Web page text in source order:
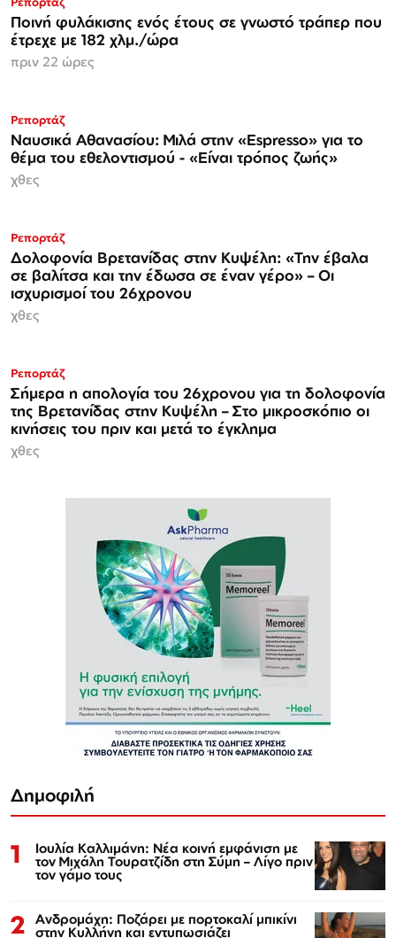
Ποινή φυλάκισης ενός έτους σε γνωστό τράπερ που
έτρεχε με 182 χλμ./ώρα
πριν 22 ώρες
Ρεπορτάζ
Ναυσικά Αθανασίου: Μιλά στην «Espresso» για το
θέμα του εθελοντισμού - «Είναι τρόπος ζωής»
χθες
Ρεπορτάζ
Δολοφονία Βρετανίδας στην Κυψέλη: «Την έβαλα
σε βαλίτσα και την έδωσα σε έναν γέρο» – Οι
ισχυρισμοί του 26χρονου
χθες
Ρεπορτάζ
Σήμερα η απολογία του 26χρονου για τη δολοφονία
της Βρετανίδας στην Κυψέλη – Στο μικροσκόπιο οι
κινήσεις του πριν και μετά το έγκλημα
χθες
Δημοφιλή
1 Ιουλία Καλλιμάνη: Νέα κοινή εμφάνιση με
τον Μιχάλη Τουρατζίδη στη Σύμη – Λίγο πριν
τον γάμο τους
2 Ανδρομάχη: Ποζάρει με πορτοκαλί μπικίνι
στην Κυλλήνη και εντυπωσιάζει